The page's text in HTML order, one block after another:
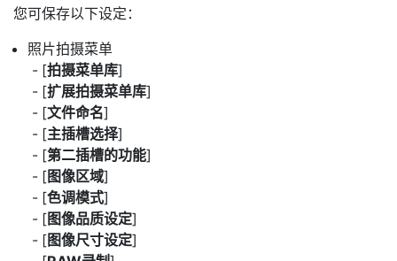
您可保存以下设定：
照片拍摄菜单
[拍摄菜单库]
[扩展拍摄菜单库]
[文件命名]
[主插槽选择]
[第二插槽的功能]
[图像区域]
[色调模式]
[图像品质设定]
[图像尺寸设定]